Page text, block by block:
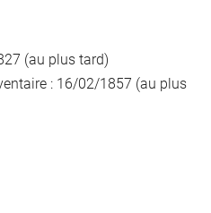
(au plus tard)
: 16/02/1857 (au plus